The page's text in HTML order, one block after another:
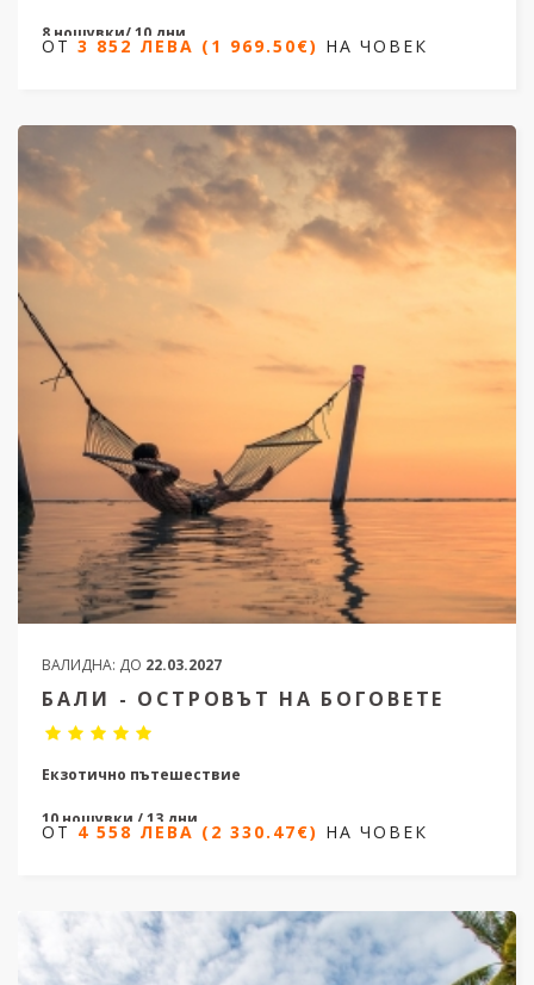
8 нощувки/ 10 дни
ОТ3 852 ЛЕВА (1 969.50€) НА ЧОВЕК
ОТ 3 852 ЛЕВА (1 969.50€) НА ЧОВЕК
ВАЛИДНА: ДО 22.03.2027
БАЛИ - ОСТРОВЪТ НА БОГОВЕТЕ
Екзотично пътешествие
10 нощувки / 13 дни
ОТ 4 558 ЛЕВА (2 330.47€) НА ЧОВЕК
ОТ 4 558 ЛЕВА (2 330.47€) НА ЧОВЕК